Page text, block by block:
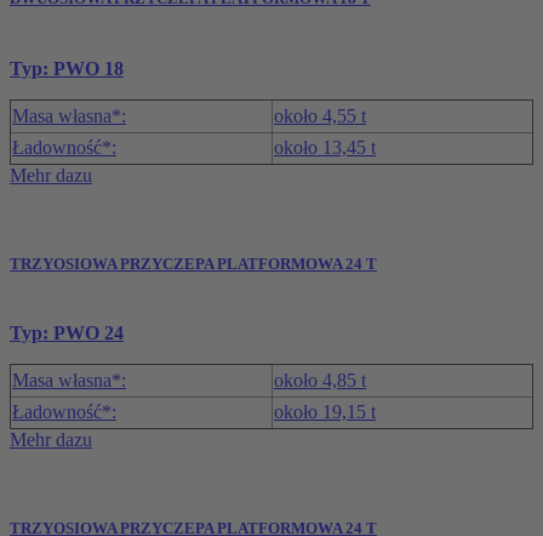
Typ: PWO 18
Masa własna*:
około 4,55 t
Ładowność*:
około 13,45 t
Mehr dazu
TRZYOSIOWA PRZYCZEPA PLATFORMOWA 24 T
Typ: PWO 24
Masa własna*:
około 4,85 t
Ładowność*:
około 19,15 t
Mehr dazu
TRZYOSIOWA PRZYCZEPA PLATFORMOWA 24 T